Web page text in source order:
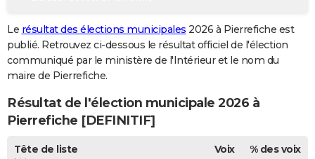
GUIDES D'ACHAT
BONS PLANS
CARTE DE VOEUX
Carte de Noël
Carte Bonne année
Carte Saint-Valentin
Carte Pâques
Carte d'anniversaire
Dictionnaire
Biographies
Citations
Expressions
Proverbes
Le résultat des élections municipales 2026 à Pierrefiche est
publié. Retrouvez ci-dessous le résultat officiel de l'élection
communiqué par le ministère de l'Intérieur et le nom du
maire de Pierrefiche.
Résultat de l'élection municipale 2026 à
Pierrefiche [DEFINITIF]
Tête de liste Voix % des voix